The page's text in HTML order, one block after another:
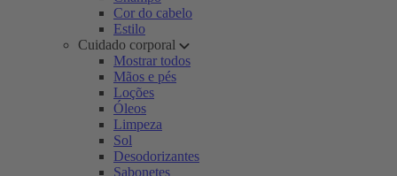
Cor do cabelo
Estilo
Cuidado corporal
Mostrar todos
Mãos e pés
Loções
Óleos
Limpeza
Sol
Desodorizantes
Sabonetes